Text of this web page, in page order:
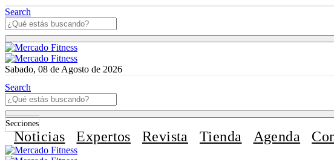
Search
Sabado, 08 de Agosto de 2026
Search
Secciones
Noticias Expertos Revista Tienda Agenda